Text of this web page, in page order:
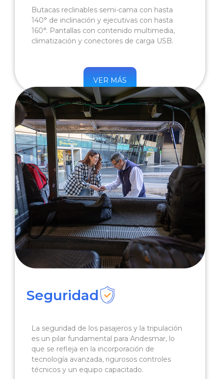
Butacas reclinables semi-cama con hasta
140° de inclinación y ejecutivas con hasta
160°. Pantallas con contenido multimedia,
climatización y conectores de carga USB.
VER MÁS
Seguridad
La seguridad de los pasajeros y la tripulación
es un pilar fundamental para Andesmar, lo
que se refleja en la incorporación de
tecnología avanzada, rigurosos controles
técnicos y un equipo capacitado.